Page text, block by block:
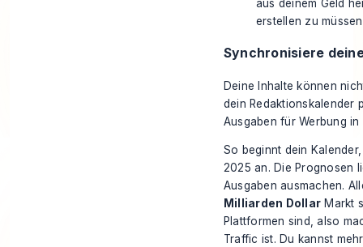
aus deinem Geld
erstellen zu
Synchronisiere
Deine Inhalte können
dein Redaktionskalender
Ausgaben für Werbung
So beginnt dein
2025 an. Die Prognosen
Ausgaben ausmachen.
Milliarden Dollar Markt
Plattformen sind, also
Traffic ist. Du kannst